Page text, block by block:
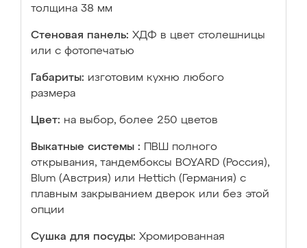
толщина 38 мм
Стеновая панель: ХДФ в цвет столешницы
или с фотопечатью
Габариты: изготовим кухню любого
размера
Цвет: на выбор, более 250 цветов
Выкатные системы :
ПВШ полного
открывания, тандембоксы BOYARD (Россия),
Blum (Австрия) или Hettich (Германия) с
плавным закрыванием дверок или без этой
опции
Сушка для посуды: Хромированная